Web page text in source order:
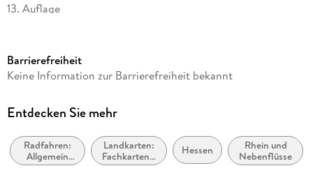
13. Auflage
Herausgegeben von
KOMPASS Freytag & Berndt
Produktart
Barrierefreiheit
Keine Information zur Barrierefreiheit bekannt
Entdecken Sie mehr
Radfahren:
Allgemein
und Touring
Landkarten:
Fachkarten /
thematische
Hessen
Rhein und
Nebenflüsse